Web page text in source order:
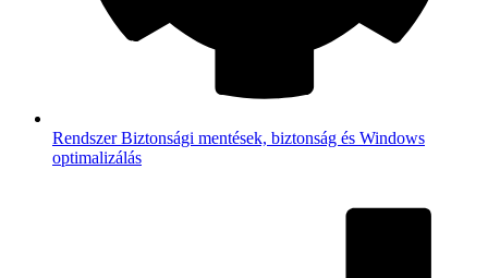
RendszerBiztonsági mentések, biztonság és Windows
optimalizálás